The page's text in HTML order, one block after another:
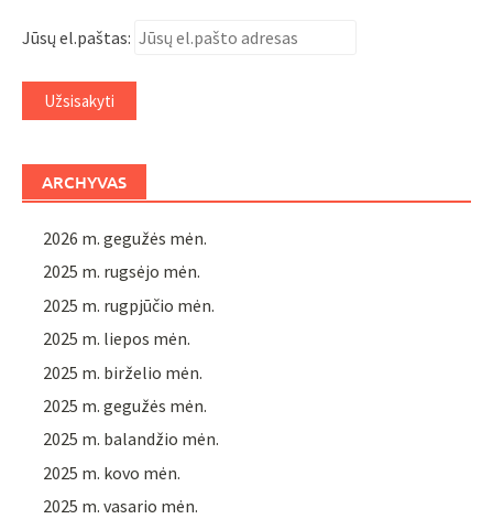
Jūsų el.paštas:
ARCHYVAS
2026 m. gegužės mėn.
2025 m. rugsėjo mėn.
2025 m. rugpjūčio mėn.
2025 m. liepos mėn.
2025 m. birželio mėn.
2025 m. gegužės mėn.
2025 m. balandžio mėn.
2025 m. kovo mėn.
2025 m. vasario mėn.